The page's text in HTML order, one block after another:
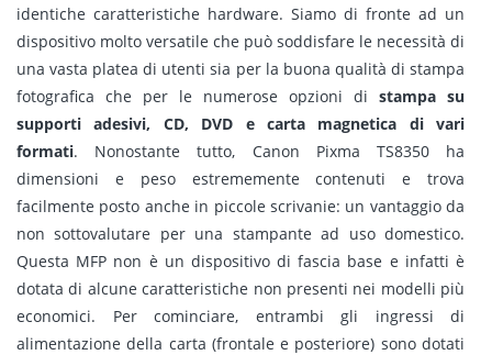
identiche caratteristiche hardware. Siamo di fronte ad un
dispositivo molto versatile che può soddisfare le necessità di
una vasta platea di utenti sia per la buona qualità di stampa
fotografica che per le numerose opzioni di stampa su
supporti adesivi, CD, DVD e carta magnetica di vari
formati. Nonostante tutto, Canon Pixma TS8350 ha
dimensioni e peso estrememente contenuti e trova
facilmente posto anche in piccole scrivanie: un vantaggio da
non sottovalutare per una stampante ad uso domestico.
Questa MFP non è un dispositivo di fascia base e infatti è
dotata di alcune caratteristiche non presenti nei modelli più
economici. Per cominciare, entrambi gli ingressi di
alimentazione della carta (frontale e posteriore) sono dotati